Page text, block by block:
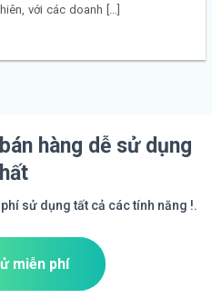
với các doanh […]
hàng dễ sử dụng
sử dụng tất cả các tính năng !.
miễn phí